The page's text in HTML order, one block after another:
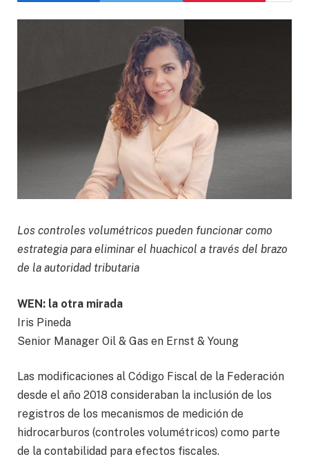
Los controles volumétricos pueden funcionar como
estrategia para eliminar el huachicol a través del brazo
de la autoridad tributaria
WEN: la otra mirada
Iris Pineda
Senior Manager Oil & Gas en Ernst & Young
Las modificaciones al Código Fiscal de la Federación
desde el año 2018 consideraban la inclusión de los
registros de los mecanismos de medición de
hidrocarburos (controles volumétricos) como parte
de la contabilidad para efectos fiscales.